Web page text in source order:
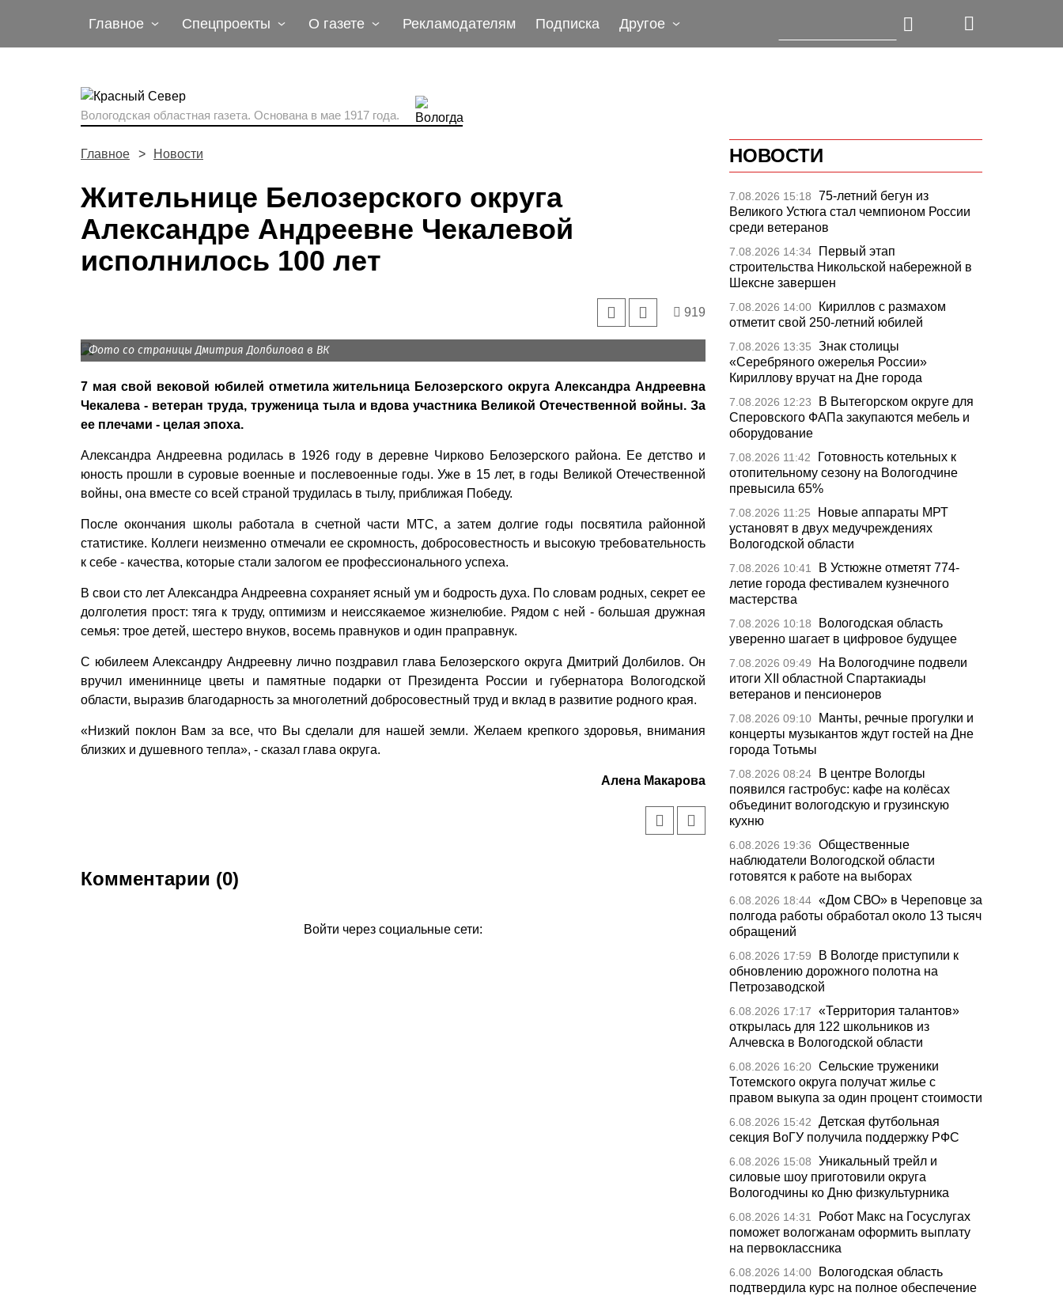
Главное Спецпроекты О газете Рекламодателям Подписка Другое
Вологодская областная газета. Основана в мае 1917 года.
Главное Новости
Жительнице Белозерского округа
Александре Андреевне Чекалевой
исполнилось 100 лет
919
Фото со страницы Дмитрия Долбилова в ВК
7 мая свой вековой юбилей отметила жительница Белозерского округа Александра Андреевна
Чекалева - ветеран труда, труженица тыла и вдова участника Великой Отечественной войны. За
ее плечами - целая эпоха.
Александра Андреевна родилась в 1926 году в деревне Чирково Белозерского района. Ее детство и
юность прошли в суровые военные и послевоенные годы. Уже в 15 лет, в годы Великой Отечественной
войны, она вместе со всей страной трудилась в тылу, приближая Победу.
После окончания школы работала в счетной части МТС, а затем долгие годы посвятила районной
статистике. Коллеги неизменно отмечали ее скромность, добросовестность и высокую требовательность
к себе - качества, которые стали залогом ее профессионального успеха.
В свои сто лет Александра Андреевна сохраняет ясный ум и бодрость духа. По словам родных, секрет ее
долголетия прост: тяга к труду, оптимизм и неиссякаемое жизнелюбие. Рядом с ней - большая дружная
семья: трое детей, шестеро внуков, восемь правнуков и один праправнук.
С юбилеем Александру Андреевну лично поздравил глава Белозерского округа Дмитрий Долбилов. Он
вручил имениннице цветы и памятные подарки от Президента России и губернатора Вологодской
области, выразив благодарность за многолетний добросовестный труд и вклад в развитие родного края.
«Низкий поклон Вам за все, что Вы сделали для нашей земли. Желаем крепкого здоровья, внимания
близких и душевного тепла», - сказал глава округа.
Алена Макарова
Комментарии (0)
Войти через социальные сети:
НОВОСТИ
7.08.2026 15:18
75-летний бегун из
Великого Устюга стал чемпионом России
среди ветеранов
7.08.2026 14:34
Первый этап
строительства Никольской набережной в
Шексне завершен
7.08.2026 14:00
Кириллов с размахом
отметит свой 250-летний юбилей
7.08.2026 13:35
Знак столицы
«Серебряного ожерелья России»
Кириллову вручат на Дне города
7.08.2026 12:23
В Вытегорском округе для
Сперовского ФАПа закупаются мебель и
оборудование
7.08.2026 11:42
Готовность котельных к
отопительному сезону на Вологодчине
превысила 65%
7.08.2026 11:25
Новые аппараты МРТ
установят в двух медучреждениях
Вологодской области
7.08.2026 10:41
В Устюжне отметят 774-
летие города фестивалем кузнечного
мастерства
7.08.2026 10:18
Вологодская область
уверенно шагает в цифровое будущее
7.08.2026 09:49
На Вологодчине подвели
итоги XII областной Спартакиады
ветеранов и пенсионеров
7.08.2026 09:10
Манты, речные прогулки и
концерты музыкантов ждут гостей на Дне
города Тотьмы
7.08.2026 08:24
В центре Вологды
появился гастробус: кафе на колёсах
объединит вологодскую и грузинскую
кухню
6.08.2026 19:36
Общественные
наблюдатели Вологодской области
готовятся к работе на выборах
6.08.2026 18:44 «Дом СВО» в Череповце за
полгода работы обработал около 13 тысяч
обращений
6.08.2026 17:59
В Вологде приступили к
обновлению дорожного полотна на
Петрозаводской
6.08.2026 17:17
«Территория талантов»
открылась для 122 школьников из
Алчевска в Вологодской области
6.08.2026 16:20 Сельские труженики
Тотемского округа получат жилье с
правом выкупа за один процент стоимости
6.08.2026 15:42
Детская футбольная
секция ВоГУ получила поддержку РФС
6.08.2026 15:08
Уникальный трейл и
силовые шоу приготовили округа
Вологодчины ко Дню физкультурника
6.08.2026 14:31
Робот Макс на Госуслугах
поможет вологжанам оформить выплату
на первоклассника
6.08.2026 14:00
Вологодская область
подтвердила курс на полное обеспечение